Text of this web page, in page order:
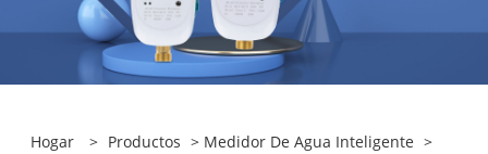
Hogar > Productos > Medidor De Agua Inteligente >